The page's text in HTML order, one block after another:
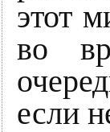
этот
во
если